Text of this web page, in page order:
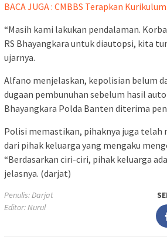
BACA JUGA : CMBBS Terapkan
“Masih kami lakukan pendalaman.
RS Bhayangkara untuk diautopsi, kita
ujarnya.
Alfano menjelaskan, kepolisian belum
dugaan pembunuhan sebelum hasil
Bhayangkara Polda Banten diterima
Polisi memastikan, pihaknya juga telah
dari pihak keluarga yang mengaku
“Berdasarkan ciri-ciri, pihak keluarga
jelasnya. (darjat)
Penulis: Darjat
Editor: Nurul